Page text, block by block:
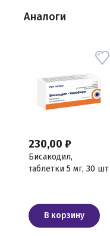
Аналоги
230,00 ₽
Бисакодил,
таблетки 5 мг, 30 шт
В корзину